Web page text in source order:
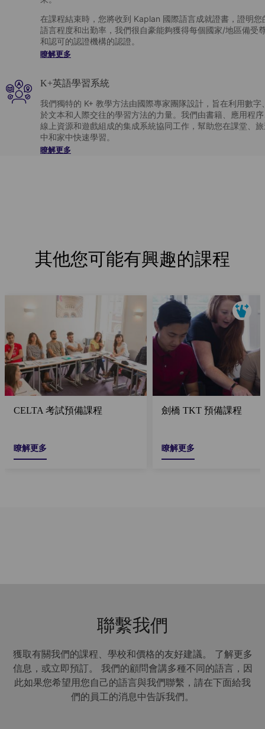
在課程結束時，您將收到 Kaplan 國際語言成就證書，證明您
語言程度和出勤率，我們很自豪能夠獲得每個國家/地區備受
和認可的認證機構的認證。
瞭解更多
K+英語學習系統
我們獨特的 K+ 教學方法由國際專家團隊設計，旨在利用數字
於文本和人際交往的學習方法的力量。我們由書籍、應用程
線上資源和遊戲組成的集成系統協同工作，幫助您在課堂、
中和家中快速學習。
瞭解更多
其他您可能有興趣的課程
CELTA 考試預備課程
瞭解更多
劍橋 TKT 預備課程
瞭解更多
聯繫我們
獲取有關我們的課程、學校和價格的友好建議。 了解更多
信息，或立即預訂。 我們的顧問會講多種不同的語言，因
此如果您希望用您自己的語言與我們聯繫，請在下面給我
們的員工的消息中告訴我們。